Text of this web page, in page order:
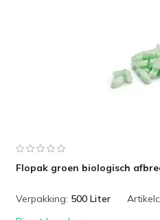
Flopak groen biologisch
Verpakking: 500 Liter